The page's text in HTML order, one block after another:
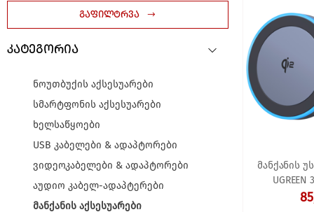
მანქანის
UGREEN
Wireless
გაფილტრვა
კატეგორია
ნოუთბუქის აქსესუარები
სმარტფონის აქსესუარები
ხელსაწყოები
USB კაბელები & ადაპტორები
ვიდეოკაბელები & ადაპტორები
აუდიო კაბელ-ადაპტერები
მანქანის აქსესუარები